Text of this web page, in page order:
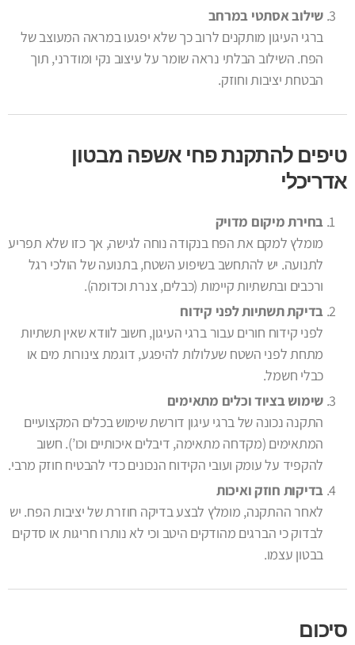
שילוב אסתטי במרחב
ברגי העיגון מותקנים לרוב כך שלא יפגעו במראה המעוצב של
הפח. השילוב הבלתי נראה שומר על עיצוב נקי ומודרני, תוך
הבטחת יציבות וחוזק.
טיפים להתקנת פחי אשפה מבטון
אדריכלי
בחירת מיקום מדויק
מומלץ למקם את הפח בנקודה נוחה לגישה, אך כזו שלא תפריע
לתנועה. יש להתחשב בשיפוע השטח, בתנועה של הולכי רגל
ורכבים ובתשתיות קיימות (כבלים, צנרת וכדומה).
בדיקת תשתיות לפני קידוח
לפני קידוח חורים עבור ברגי העיגון, חשוב לוודא שאין תשתיות
מתחת לפני השטח שעלולות להיפגע, דוגמת צינורות מים או
כבלי חשמל.
שימוש בציוד וכלים מתאימים
התקנה נכונה של ברגי עיגון דורשת שימוש בכלים המקצועיים
המתאימים (מקדחה מתאימה, דיבלים איכותיים וכו’). חשוב
להקפיד על עומק ועובי הקידוח הנכונים כדי להבטיח חוזק מרבי.
בדיקות חוזק ואיכות
לאחר ההתקנה, מומלץ לבצע בדיקה חוזרת של יציבות הפח. יש
לבדוק כי הברגים מהודקים היטב וכי לא נותרו חריגות או סדקים
בבטון עצמו.
סיכום